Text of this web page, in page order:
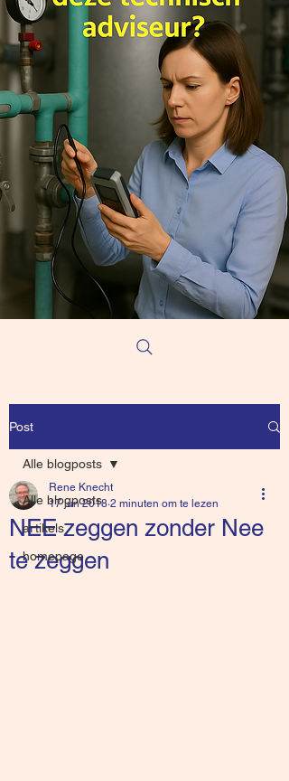
Post
Alle blogposts
artikels
homepage
Alle blogposts
NEE zeggen zonder Nee
te zeggen
Rene Knecht
17 jun 2018 2 minuten om te lezen